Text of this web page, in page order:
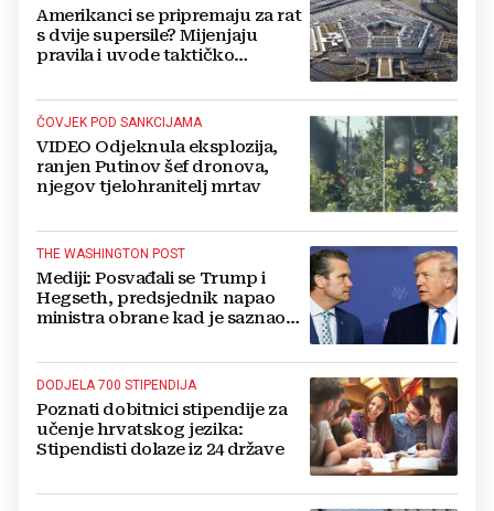
Amerikanci se pripremaju za rat
s dvije supersile? Mijenjaju
pravila i uvode taktičko
ČOVJEK POD SANKCIJAMA
VIDEO Odjeknula eksplozija,
ranjen Putinov šef dronova,
njegov tjelohranitelj mrtav
THE WASHINGTON POST
Mediji: Posvađali se Trump i
Hegseth, predsjednik napao
ministra obrane kad je saznao
DODJELA 700 STIPENDIJA
Poznati dobitnici stipendije za
učenje hrvatskog jezika:
Stipendisti dolaze iz 24 države